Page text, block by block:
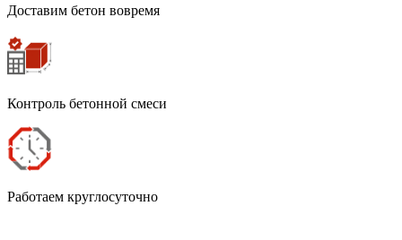
Доставим бетон вовремя
Контроль бетонной смеси
Работаем круглосуточно